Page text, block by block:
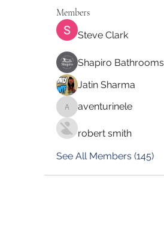
Members
Steve Clark
Shapiro Bathrooms
Jatin Sharma
aventurinele
aventurinele
robert smith
See All Members (145)